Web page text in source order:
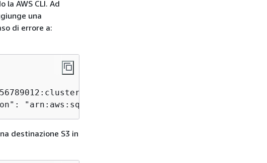
AWS CLI. Ad
una
di errore a:
vpc-2priv-2pub/751d2973-a626-431c-
"arn:aws:sqs:us-east-1:123456789012:dest-
destinazione S3 in